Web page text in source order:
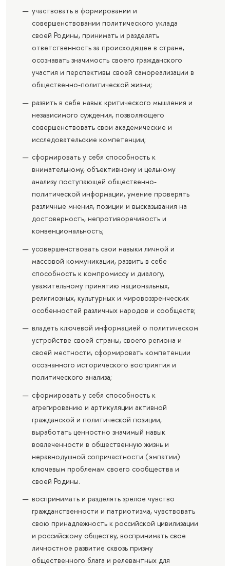
участвовать в формировании и
совершенствовании политического уклада
своей Родины, принимать и разделять
ответственность за происходящее в стране,
осознавать значимость своего гражданского
участия и перспективы своей самореализации в
общественно-политической жизни;
развить в себе навык критического мышления и
независимого суждения, позволяющего
совершенствовать свои академические и
исследовательские компетенции;
сформировать у себя способность к
внимательному, объективному и цельному
анализу поступающей общественно-
политической информации, умение проверять
различные мнения, позиции и высказывания на
достоверность, непротиворечивость и
конвенциональность;
усовершенствовать свои навыки личной и
массовой коммуникации, развить в себе
способность к компромиссу и диалогу,
уважительному принятию национальных,
религиозных, культурных и мировоззренческих
особенностей различных народов и сообществ;
владеть ключевой информацией о политическом
устройстве своей страны, своего региона и
своей местности, сформировать компетенции
осознанного исторического восприятия и
политического анализа;
сформировать у себя способность к
агрегированию и артикуляции активной
гражданской и политической позиции,
выработать ценностно значимый навык
вовлеченности в общественную жизнь и
неравнодушной сопричастности (эмпатии)
ключевым проблемам своего сообщества и
своей Родины.
воспринимать и разделять зрелое чувство
гражданственности и патриотизма, чувствовать
свою принадлежность к российской цивилизации
и российскому обществу, воспринимать свое
личностное развитие сквозь призму
общественного блага и релевантных для